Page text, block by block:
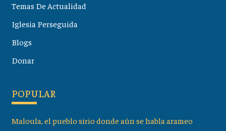
Temas De Actualidad
Iglesia Perseguida
Blogs
Donar
POPULAR
Maloula, el pueblo sirio donde aún se habla arameo